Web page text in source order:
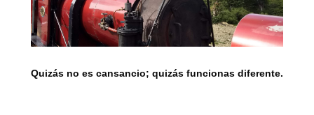
Quizás no es cansancio; quizás funcionas diferente.